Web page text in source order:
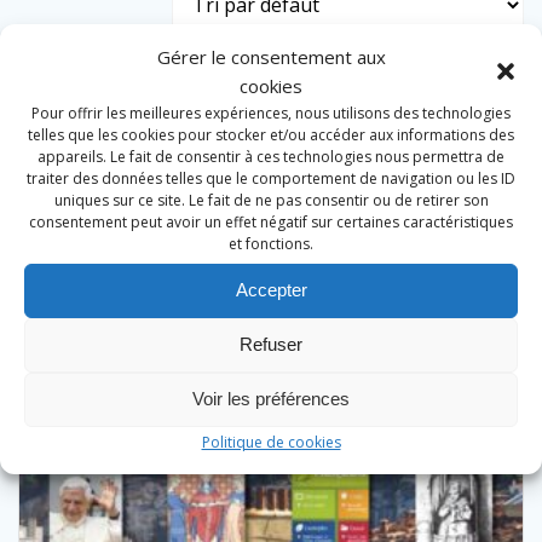
Gérer le consentement aux
cookies
Pour offrir les meilleures expériences, nous utilisons des technologies
telles que les cookies pour stocker et/ou accéder aux informations des
appareils. Le fait de consentir à ces technologies nous permettra de
traiter des données telles que le comportement de navigation ou les ID
uniques sur ce site. Le fait de ne pas consentir ou de retirer son
consentement peut avoir un effet négatif sur certaines caractéristiques
et fonctions.
Accepter
Refuser
Voir les préférences
Politique de cookies